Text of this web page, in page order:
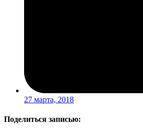
27 марта, 2018
Поделиться записью: